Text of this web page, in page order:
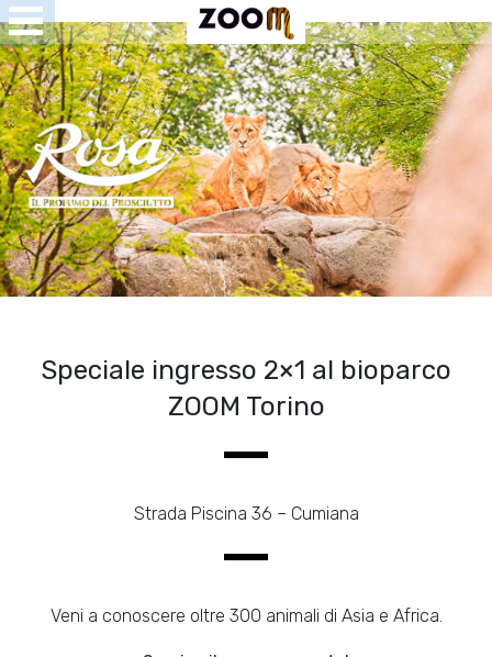
Speciale ingresso 2×1 al bioparco
ZOOM Torino
Strada Piscina 36 – Cumiana
Veni a conoscere oltre 300 animali di Asia e Africa.